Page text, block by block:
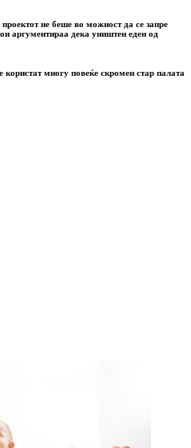
не беше во можност да се запре
аргументираа дека уништен еден од
користат многу повеќе скромен стар палата